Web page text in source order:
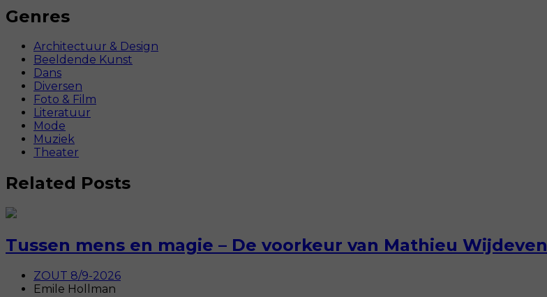
Genres
Architectuur & Design
Beeldende Kunst
Dans
Diversen
Foto & Film
Literatuur
Mode
Muziek
Theater
Related Posts
Tussen mens en magie – De voorkeur van Mathieu Wijdeven
ZOUT 8/9-2026
Emile Hollman